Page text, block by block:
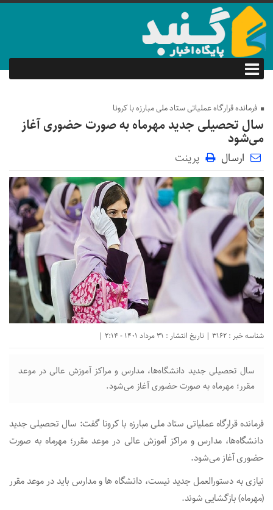
فرمانده قرارگاه عملیاتی ستاد ملی مبارزه با کرونا
سال تحصیلی جدید مهرماه به صورت حضوری آغاز
می‌شود
ارسال پرینت
شناسه خبر : 3162 | تاریخ انتشار : 31 مرداد 1401 - 2:14 |
سال تحصیلی جدید دانشگاه‌ها، مدارس و مراکز آموزش عالی در موعد
مقرر؛ مهرماه به صورت حضوری آغاز می‌شود.
فرمانده قرارگاه عملیاتی ستاد ملی مبارزه با کرونا گفت: سال تحصیلی جدید
دانشگاه‌ها، مدارس و مراکز آموزش عالی در موعد مقرر؛ مهرماه به صورت
حضوری آغاز می‌شود.
نیازی به دستورالعمل جدید نیست، دانشگاه ها و مدارس باید در موعد مقرر
(مهرماه) بازگشایی شوند.